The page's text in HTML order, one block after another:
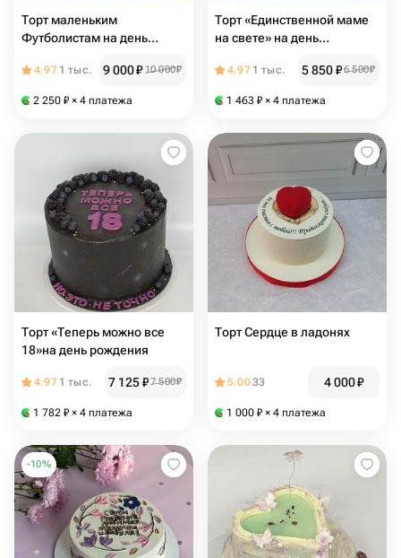
Торт маленьким
Футболистам на день
4.97 1 тыс. 9 000₽ 10 000₽
2 250 ₽ × 4 платежа
Торт «Единственной маме
на свете» на день
4.97 1 тыс. 5 850₽6 500₽
1 463 ₽ × 4 платежа
Торт «Теперь можно все
18»на день рождения
4.97 1 тыс. 7 125₽7 500₽
1 782 ₽ × 4 платежа
Торт Сердце в ладонях
5.0033 4 000₽
1 000 ₽ × 4 платежа
-10%